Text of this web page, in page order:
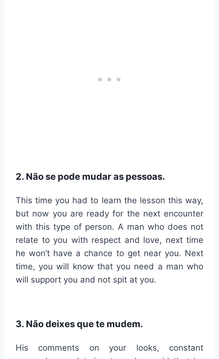
2. Não se pode mudar as pessoas.
This time you had to learn the lesson this way,
but now you are ready for the next encounter
with this type of person. A man who does not
relate to you with respect and love, next time
he won’t have a chance to get near you. Next
time, you will know that you need a man who
will support you and not spit at you.
3. Não deixes que te mudem.
His comments on your looks, constant